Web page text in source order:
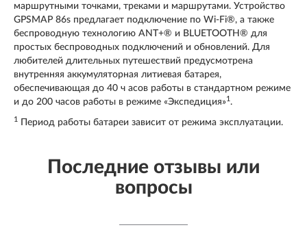
маршрутными точками, треками и маршрутами. Устройство
GPSMAP 86s предлагает подключение по Wi-Fi®, а также
беспроводную технологию ANT+® и BLUETOOTH® для
простых беспроводных подключений и обновлений. Для
любителей длительных путешествий предусмотрена
внутренняя аккумуляторная литиевая батарея,
обеспечивающая до 40 ч асов работы в стандартном режиме
и до 200 часов работы в режиме «Экспедиция»1 .
1 Период работы батареи зависит от режима эксплуатации.
Последние отзывы или
вопросы